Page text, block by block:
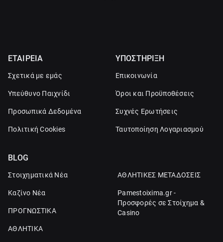
ΕΤΑΙΡΕΙΑ
Σχετικά με εμάς
Υπεύθυνο Παιχνίδι
Προσωπικά Δεδομένα
Πολιτική Cookies
ΥΠΟΣΤΗΡΙΞΗ
Επικοινωνία
Όροι και Προϋποθέσεις
Συχνές Ερωτήσεις
Ταυτοποίηση Λογαριασμού
BLOG
Στοιχηματικά Νέα
Καζίνο Νέα
ΠΡΟΓΝΩΣΤΙΚΑ
ΑΘΛΗΤΙΚΑ
ΑΘΛΗΤΙΚΕΣ ΜΕΤΑΔΟΣΕΙΣ
Pamestoixima.gr -
Προσφορές σε Στοίχημα &
Casino